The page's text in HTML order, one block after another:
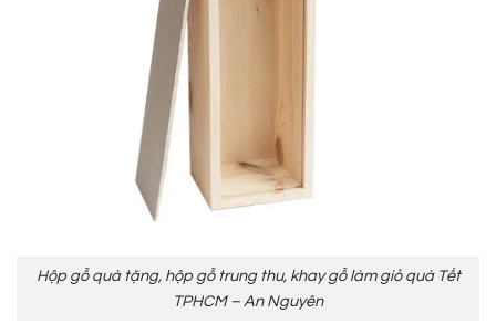
Hộp gỗ quà tặng, hộp gỗ trung thu, khay gỗ làm giỏ quà Tết
TPHCM – An Nguyên